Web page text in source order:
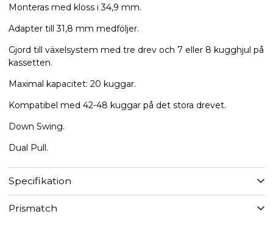
Monteras med kloss i 34,9 mm.
Adapter till 31,8 mm medföljer.
Gjord till växelsystem med tre drev och 7 eller 8 kugghjul på
kassetten.
Maximal kapacitet: 20 kuggar.
Kompatibel med 42-48 kuggar på det stora drevet.
Down Swing.
Dual Pull.
Specifikation
Prismatch